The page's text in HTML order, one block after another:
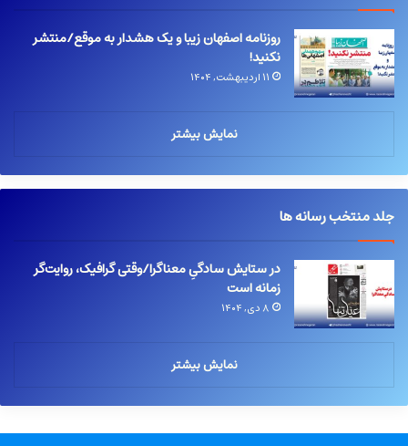
روزنامه اصفهان زیبا و یک هشدار به موقع/منتشر
نکنید!
۱۱ اردیبهشت, ۱۴۰۴
نمایش بیشتر
جلد منتخب رسانه ها
در ستایش سادگیِ معناگرا/وقتی گرافیک، روایت‌گر
زمانه است
۸ دی, ۱۴۰۴
نمایش بیشتر